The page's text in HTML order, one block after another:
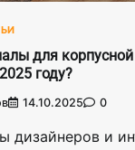
для
году?
14.10.2025 0
дизайнеров и